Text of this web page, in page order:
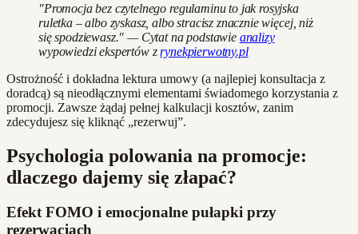
"Promocja bez czytelnego regulaminu to jak rosyjska
ruletka – albo zyskasz, albo stracisz znacznie więcej, niż
się spodziewasz." — Cytat na podstawie analizy
wypowiedzi ekspertów zrynekpierwotny.pl
Ostrożność i dokładna lektura umowy (a najlepiej konsultacja z
doradcą) są nieodłącznymi elementami świadomego korzystania z
promocji. Zawsze żądaj pełnej kalkulacji kosztów, zanim
zdecydujesz się kliknąć „rezerwuj”.
Psychologia polowania na promocje:
dlaczego dajemy się złapać?
Efekt FOMO i emocjonalne pułapki przy
rezerwacjach